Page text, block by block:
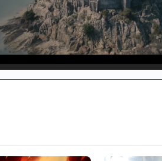
Unmute /
Loaded:
54.63%